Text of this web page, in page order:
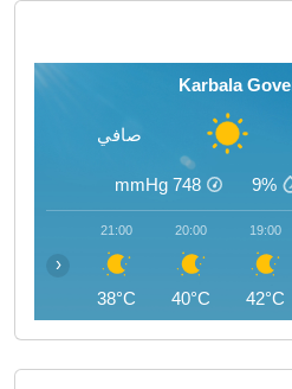
Karbala
صافي
9%
748
mmHg
19:00
42°C
20:00
40°C
21:00
38°C
‹